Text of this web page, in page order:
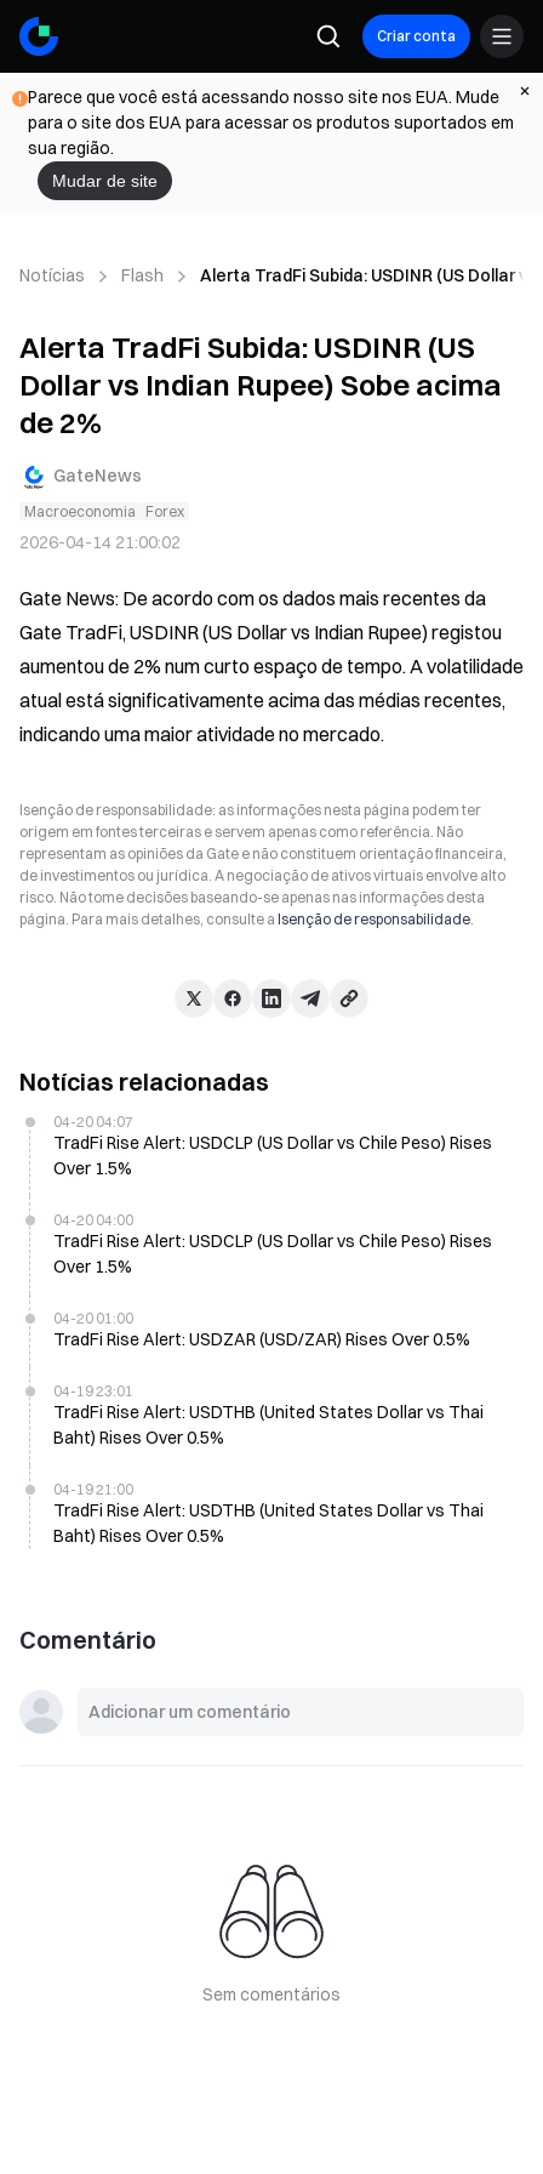
Criar conta
Parece que você está acessando nosso site nos EUA. Mude
para o site dos EUA para acessar os produtos suportados em
sua região.
Mudar de site
Notícias Flash Alerta TradFi Subida: USDINR (US Dollar
Alerta TradFi Subida: USDINR (US
Dollar vs Indian Rupee) Sobe acima
de 2%
GateNews
Macroeconomia Forex
2026-04-14 21:00:02
Gate News: De acordo com os dados mais recentes da
Gate TradFi, USDINR (US Dollar vs Indian Rupee) registou
aumentou de 2% num curto espaço de tempo. A volatilidade
atual está significativamente acima das médias recentes,
indicando uma maior atividade no mercado.
Isenção de responsabilidade: as informações nesta página podem ter
origem em fontes terceiras e servem apenas como referência. Não
representam as opiniões da Gate e não constituem orientação financeira,
de investimentos ou jurídica. A negociação de ativos virtuais envolve alto
risco. Não tome decisões baseando-se apenas nas informações desta
página. Para mais detalhes, consulte a Isenção de responsabilidade.
Notícias relacionadas
04-20 04:07
TradFi Rise Alert: USDCLP (US Dollar vs Chile Peso) Rises
Over 1.5%
04-20 04:00
TradFi Rise Alert: USDCLP (US Dollar vs Chile Peso) Rises
Over 1.5%
04-20 01:00
TradFi Rise Alert: USDZAR (USD/ZAR) Rises Over 0.5%
04-19 23:01
TradFi Rise Alert: USDTHB (United States Dollar vs Thai
Baht) Rises Over 0.5%
04-19 21:00
TradFi Rise Alert: USDTHB (United States Dollar vs Thai
Baht) Rises Over 0.5%
Comentário
Sem comentários